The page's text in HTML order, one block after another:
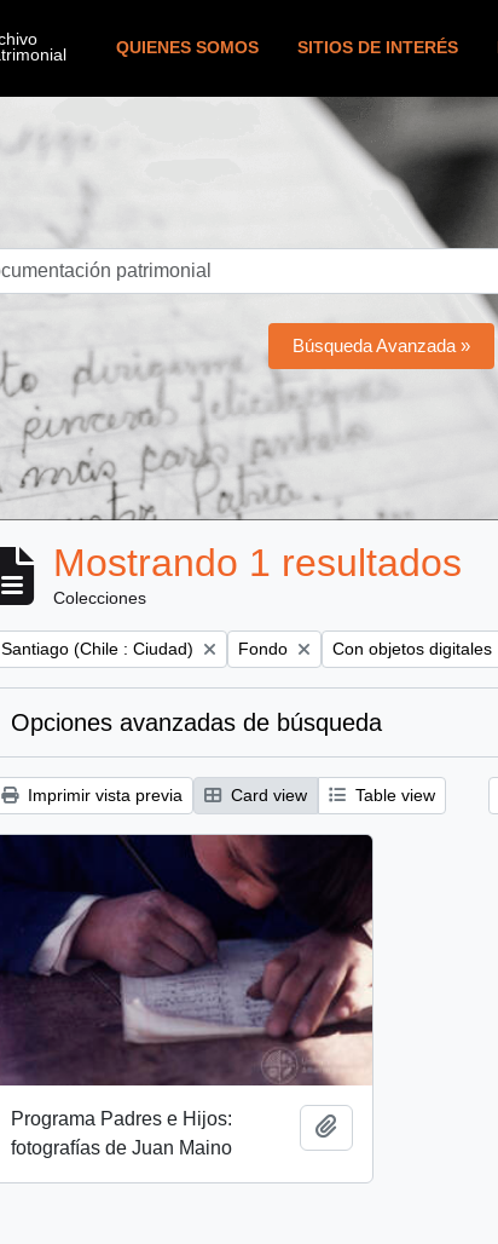
QUIENES SOMOS SITIOS DE INTERÉS
Búsqueda Avanzada »
Mostrando 1 resultados
Colecciones
Remove filter:
Santiago (Chile : Ciudad) Remove filter:
Fondo Remove filter:
Con objetos digitales
Opciones avanzadas de búsqueda
Imprimir vista previa Card view Table view
Programa Padres e Hijos:
fotografías de Juan Maino